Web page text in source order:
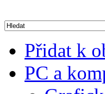
Přidat k
PC a